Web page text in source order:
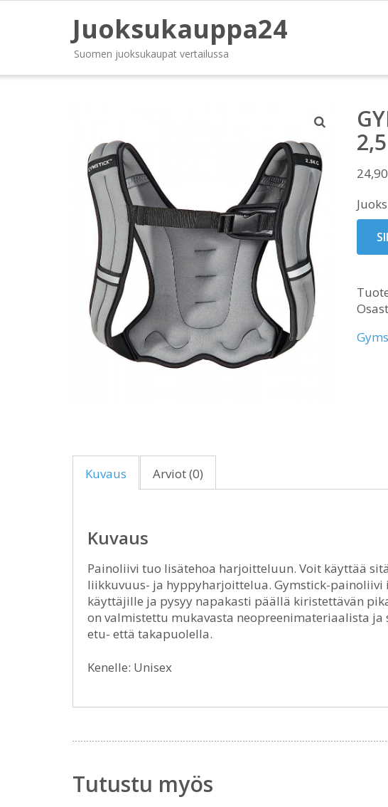
Juoksukauppa24
Suomen juoksukaupat vertailussa
24,90
Kuvaus Arviot (0)
Kuvaus
Painoliivi tuo lisätehoa harjoitteluun. Voit käyttää
liikkuvuus- ja hyppyharjoittelua. Gymstick-painoliivi
käyttäjille ja pysyy napakasti päällä kiristettävän
on valmistettu mukavasta neopreenimateriaalista ja
etu- että takapuolella.
Kenelle: Unisex
Tutustu myös